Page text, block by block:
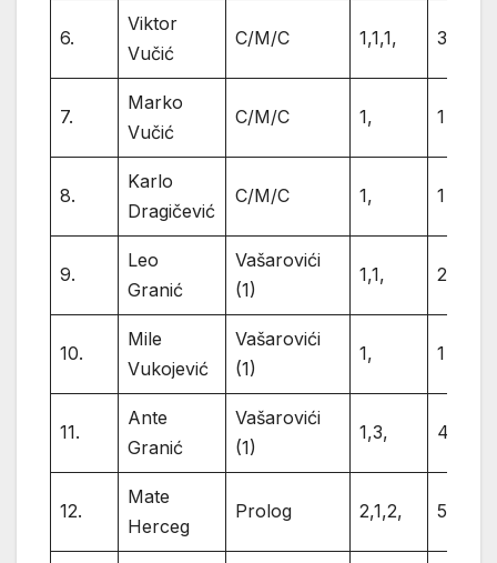
6.
Viktor
Vučić
C/M/C 1,1,1, 3
7.
Marko
Vučić
C/M/C 1, 1
8.
Karlo
Dragičević
C/M/C 1, 1
9.
Leo
Granić
Vašarovići
(1)
1,1, 2
10.
Mile
Vukojević
Vašarovići
(1)
1, 1
11.
Ante
Granić
Vašarovići
(1)
1,3, 4
12.
Mate
Herceg
Prolog 2,1,2, 5